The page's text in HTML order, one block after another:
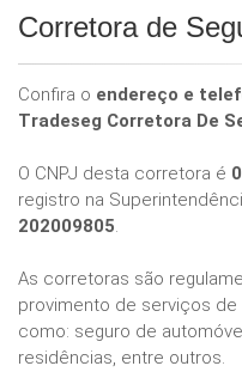
Corretora de
Confira o endereço e
Tradeseg Corretora De
O CNPJ desta corretora é
registro na
202009805.
As corretoras são
provimento de serviços
como: seguro de
residências, entre outros.